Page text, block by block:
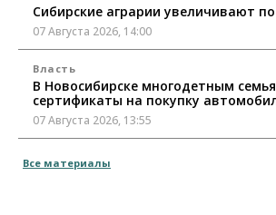
Сибирские аграрии увеличивают
07 Августа 2026, 14:00
Власть
В Новосибирске многодетным
сертификаты на покупку
07 Августа 2026, 13:55
Треть автовладельцев в
Все материалы